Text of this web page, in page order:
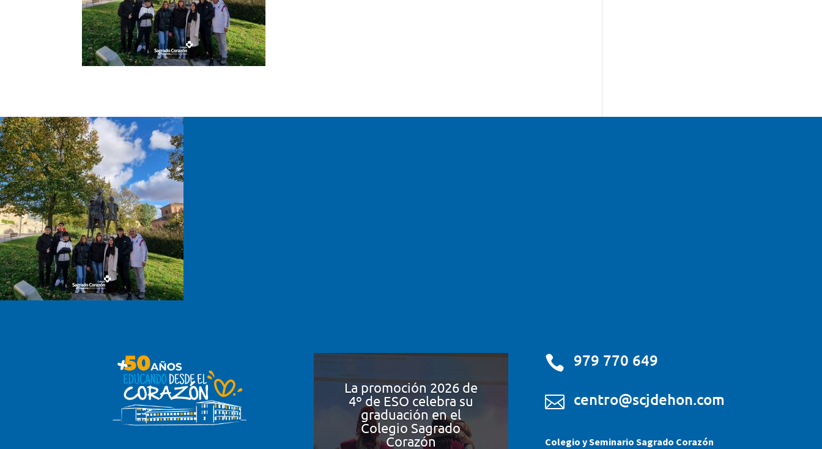
La promoción 2026 de
4º de ESO celebra su
graduación en el
Colegio Sagrado
Corazón
 979 770 649
 centro@scjdehon.com
Colegio y Seminario Sagrado Corazón